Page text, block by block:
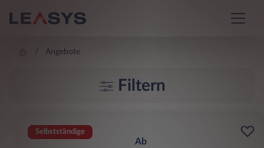
Angebote
Filtern
Selbstständige
Ab